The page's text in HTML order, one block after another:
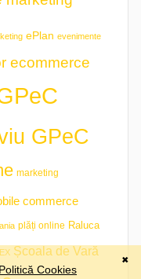
ePlan evenimente
ecommerce
GPeC
marketing
commerce
plăți online Raluca
Școala de Vară